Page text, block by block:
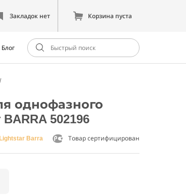
Закладок нет Корзина пуста
Блог
однофазного
502196
Lightstar Barra Товар сертифицирован